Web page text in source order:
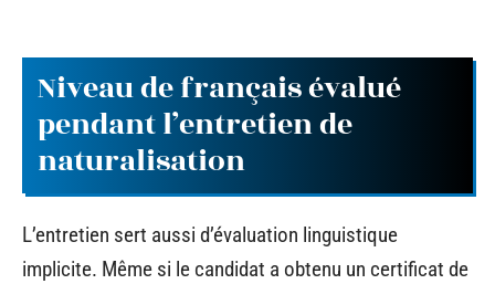
Niveau de français évalué
pendant l’entretien de
naturalisation
L’entretien sert aussi d’évaluation linguistique
implicite. Même si le candidat a obtenu un certificat de